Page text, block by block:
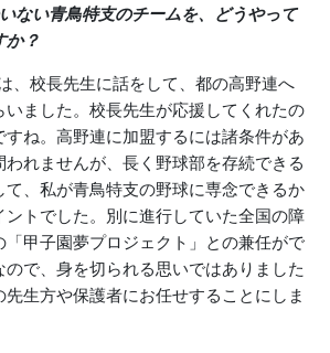
い青鳥特支のチームを、どうやって
か？
、校長先生に話をして、都の高野連へ
いました。校長先生が応援してくれたの
すね。高野連に加盟するには諸条件があ
われませんが、長く野球部を存続できる
て、私が青鳥特支の野球に専念できるか
ントでした。別に進行していた全国の障
「甲子園夢プロジェクト」との兼任がで
ので、身を切られる思いではありました
生方や保護者にお任せすることにしま